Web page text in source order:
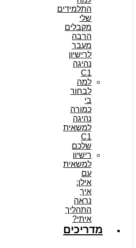
התלמידים
שלי
מקבלים
הרבה
מעבר
לרישיון
נהיגה
C1
למה
לבחור
בי
כמורה
נהיגה
למשאית
C1
שלכם
רישיון
למשאית
עם
אילן:
איך
נראה
התהליך
איתי?
מדריכים